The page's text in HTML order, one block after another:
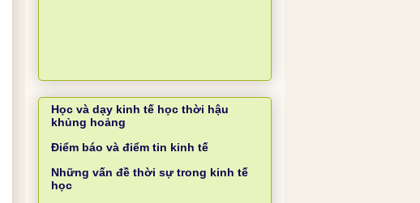
Học và dạy kinh tế học thời hậu
khủng hoảng
Điểm báo và điểm tin kinh tế
Những vấn đề thời sự trong kinh tế
học